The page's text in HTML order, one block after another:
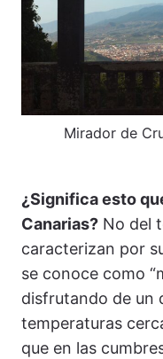
Mirador de
¿Significa esto
Canarias? No del
caracterizan por
se conoce como
disfrutando de un
temperaturas
que en las